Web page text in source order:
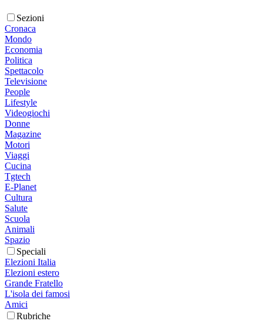
Sezioni
Cronaca
Mondo
Economia
Politica
Spettacolo
Televisione
People
Lifestyle
Videogiochi
Donne
Magazine
Motori
Viaggi
Cucina
Tgtech
E-Planet
Cultura
Salute
Scuola
Animali
Spazio
Speciali
Elezioni Italia
Elezioni estero
Grande Fratello
L'isola dei famosi
Amici
Rubriche